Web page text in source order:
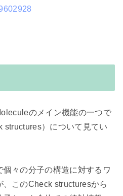
のメイン機能の一つで
structures）について見てい
々の分子の構造に対するワ
、このCheck structuresから